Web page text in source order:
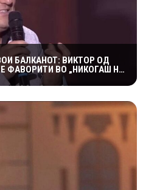
БАЛКАНОТ: ВИКТОР ОД
ФАВОРИТИ ВО „НИКОГАШ НЕ